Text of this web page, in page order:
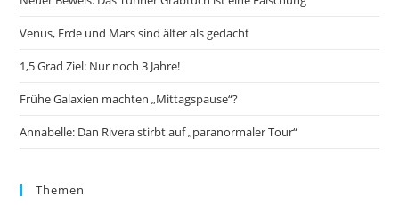
Venus, Erde und Mars sind älter als gedacht
1,5 Grad Ziel: Nur noch 3 Jahre!
Frühe Galaxien machten „Mittagspause“?
Annabelle: Dan Rivera stirbt auf „paranormaler Tour“
Themen